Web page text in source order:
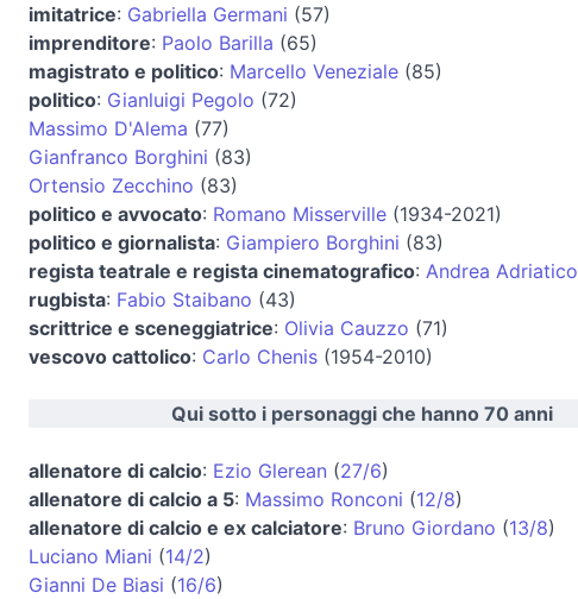
imitatrice: Gabriella Germani (57)
imprenditore: Paolo Barilla (65)
magistrato e politico: Marcello Veneziale(85)
politico: Gianluigi Pegolo (72)
Massimo D'Alema (77)
Gianfranco Borghini (83)
Ortensio Zecchino (83)
politico e avvocato: Romano Misserville(1934-2021)
politico e giornalista: Giampiero Borghini (83)
regista teatrale e regista cinematografico: Andrea Adriatico
rugbista: Fabio Staibano (43)
scrittrice e sceneggiatrice: Olivia Cauzzo (71)
vescovo cattolico: Carlo Chenis(1954-2010)
Qui sotto i personaggi che hanno 70 anni
allenatore di calcio: Ezio Glerean (27/6)
allenatore di calcio a 5: Massimo Ronconi (12/8)
allenatore di calcio e ex calciatore: Bruno Giordano (13/8)
Luciano Miani (14/2)
Gianni De Biasi (16/6)